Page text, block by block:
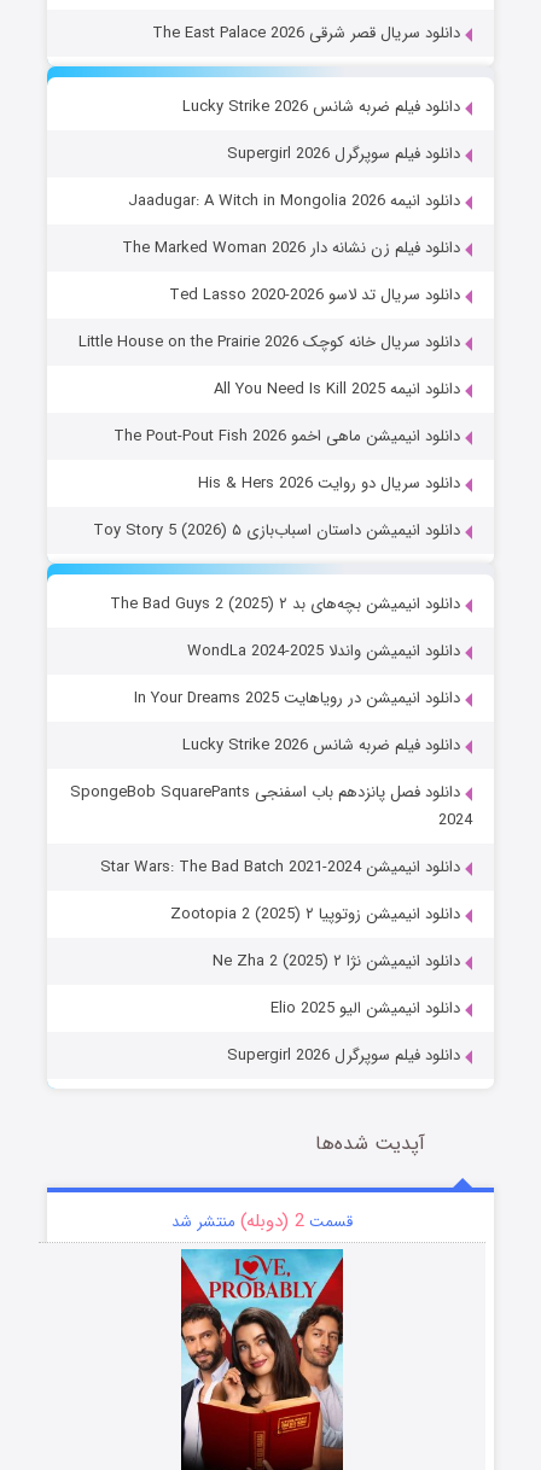
دانلود سریال قصر شرقی The East Palace 2026
دانلود فیلم ضربه شانس Lucky Strike 2026
دانلود فیلم سوپرگرل Supergirl 2026
دانلود انیمه Jaadugar: A Witch in Mongolia 2026
دانلود فیلم زن نشانه دار The Marked Woman 2026
دانلود سریال تد لاسو Ted Lasso 2020-2026
دانلود سریال خانه کوچک Little House on the Prairie 2026
دانلود انیمه All You Need Is Kill 2025
دانلود انیمیشن ماهی اخمو The Pout-Pout Fish 2026
دانلود سریال دو روایت His & Hers 2026
دانلود انیمیشن داستان اسباب‌بازی ۵ Toy Story 5 (2026)
دانلود انیمیشن بچه‌های بد ۲ The Bad Guys 2 (2025)
دانلود انیمیشن واندلا WondLa 2024-2025
دانلود انیمیشن در رویاهایت In Your Dreams 2025
دانلود فیلم ضربه شانس Lucky Strike 2026
دانلود فصل پانزدهم باب اسفنجی SpongeBob SquarePants
2024
دانلود انیمیشن Star Wars: The Bad Batch 2021-2024
دانلود انیمیشن زوتوپیا ۲ Zootopia 2 (2025)
دانلود انیمیشن نژا ۲ Ne Zha 2 (2025)
دانلود انیمیشن الیو Elio 2025
دانلود فیلم سوپرگرل Supergirl 2026
آپدیت شده‌ها
قسمت2 (دوبله) منتشر شد